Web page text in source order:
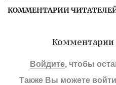
КОММЕНТАРИИ
Комментарии
Войдите, чтобы
Также Вы можете войти